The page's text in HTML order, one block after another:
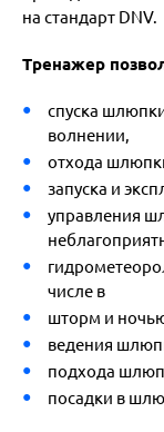
на стандарт DNV.
Тренажер
спуска
волнении,
отхода
запуска и
управления
числе в
шторм и
ведения
подхода
посадки в